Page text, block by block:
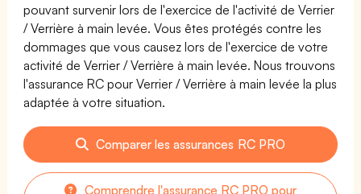
pouvant survenir lors de l'exercice de l'activité de Verrier
/ Verrière à main levée. Vous êtes protégés contre les
dommages que vous causez lors de l'exercice de votre
activité de Verrier / Verrière à main levée. Nous trouvons
l'assurance RC pour Verrier / Verrière à main levée la plus
adaptée à votre situation.
Comparer les assurances RC PRO
Comprendre l'assurance RC PRO pour